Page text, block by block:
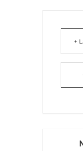
+